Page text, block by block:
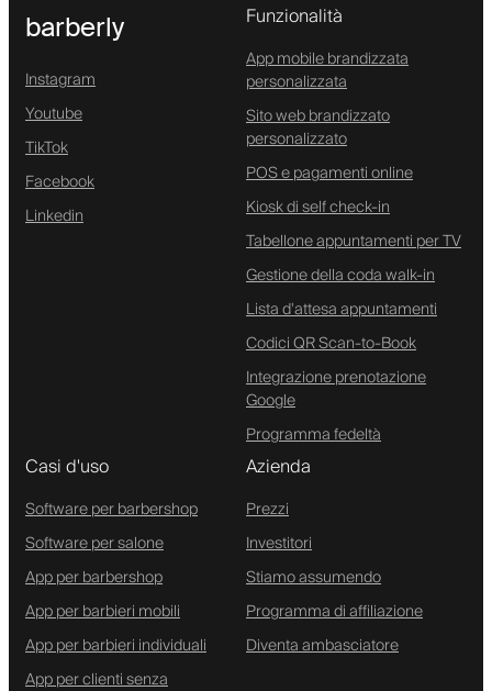
barberly
Instagram
Youtube
TikTok
Facebook
Linkedin
Funzionalità
App mobile brandizzata
personalizzata
Sito web brandizzato
personalizzato
POS e pagamenti online
Kiosk di self check-in
Tabellone appuntamenti per TV
Gestione della coda walk-in
Lista d'attesa appuntamenti
Codici QR Scan-to-Book
Integrazione prenotazione
Google
Programma fedeltà
Casi d'uso
Software per barbershop
Software per salone
App per barbershop
App per barbieri mobili
App per barbieri individuali
App per clienti senza
Azienda
Prezzi
Investitori
Stiamo assumendo
Programma di affiliazione
Diventa ambasciatore